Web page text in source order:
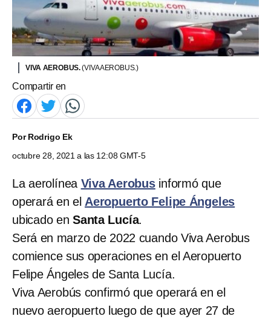
VIVA AEROBUS.(VIVA AEROBUS.)
Compartir en
PorRodrigo Ek
octubre 28, 2021 a las 12:08 GMT-5
La aerolínea Viva Aerobus informó que
operará en el Aeropuerto Felipe Ángeles
ubicado en Santa Lucía.
Será en marzo de 2022 cuando Viva Aerobus
comience sus operaciones en el Aeropuerto
Felipe Ángeles de Santa Lucía.
Viva Aerobús confirmó que operará en el
nuevo aeropuerto luego de que ayer 27 de